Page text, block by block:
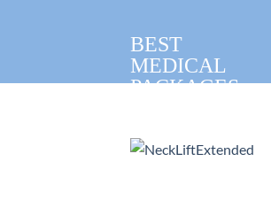
BEST
MEDICAL
PACKAGES